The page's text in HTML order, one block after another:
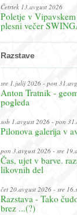
Četrtek 13.avgust 2026
Poletje v
plesni večer
Razstave
sre 1.julij 2026 - pon
Anton Tratnik -
pogleda
sob 1.avgust 2026 - pon
Pilonova galerija v
pon 3.avgust 2026 - sre
Čas, ujet v barve.
likovnih del
čet 20.avgust 2026 - sre
Razstava - Tako
brez ...(?)